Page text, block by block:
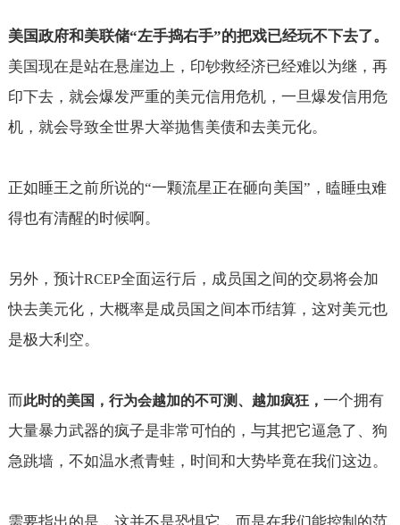
美国政府和美联储“左手捣右手”的把戏已经玩不下去了。
美国现在是站在悬崖边上，印钞救经济已经难以为继，再
印下去，就会爆发严重的美元信用危机，一旦爆发信用危
机，就会导致全世界大举抛售美债和去美元化。
正如睡王之前所说的“一颗流星正在砸向美国”，瞌睡虫难
得也有清醒的时候啊。
另外，预计RCEP全面运行后，成员国之间的交易将会加
快去美元化，大概率是成员国之间本币结算，这对美元也
是极大利空。
而此时的美国，行为会越加的不可测、越加疯狂， 一个拥有
大量暴力武器的疯子是非常可怕的，与其把它逼急了、狗
急跳墙，不如温水煮青蛙，时间和大势毕竟在我们这边。